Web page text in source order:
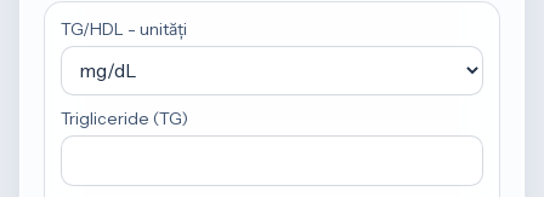
TG/HDL - unități
Trigliceride (TG)